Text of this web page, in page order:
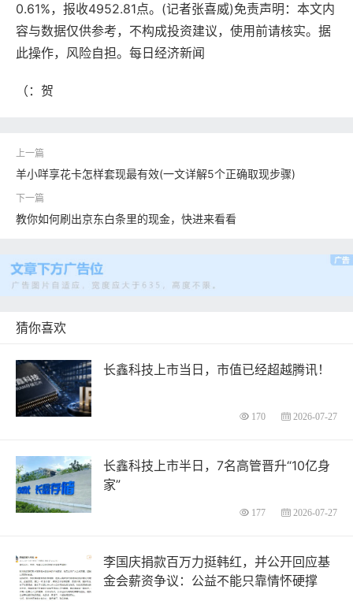
0.61%，报收4952.81点。(记者张喜威)免责声明：本文内
容与数据仅供参考，不构成投资建议，使用前请核实。据
此操作，风险自担。每日经济新闻
（：贺
羊小咩享花卡怎样套现最有效(一文详解5个正确取现步骤)
教你如何刷出京东白条里的现金，快进来看看
猜你喜欢
长鑫科技上市当日，市值已经超越腾讯！
170 2026-07-27
长鑫科技上市半日，7名高管晋升“10亿身
家”
177 2026-07-27
李国庆捐款百万力挺韩红，并公开回应基
金会薪资争议：公益不能只靠情怀硬撑